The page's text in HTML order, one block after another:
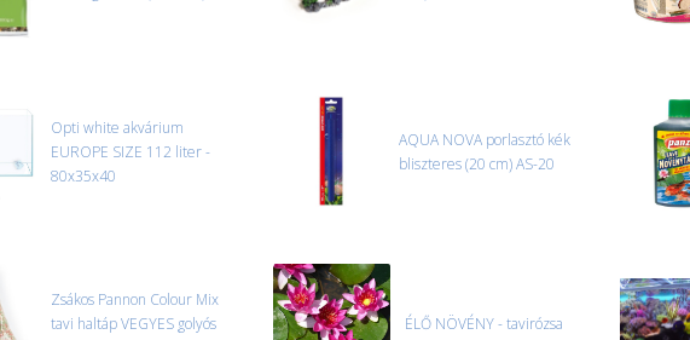
Opti white akvárium
EUROPE SIZE 112 liter -
80x35x40
AQUA NOVA porlasztó kék
bliszteres (20 cm) AS-20
Zsákos Pannon Colour Mix
tavi haltáp VEGYES golyós
ÉLŐ NÖVÉNY - tavirózsa